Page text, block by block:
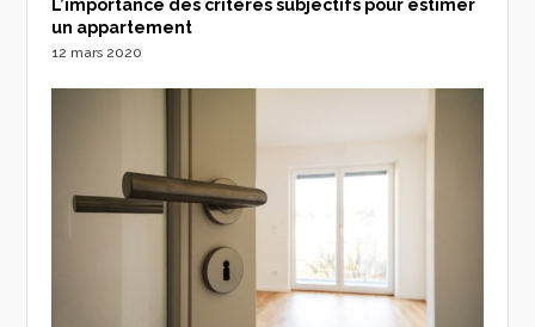
L’importance des critères subjectifs pour estimer
un appartement
12 mars 2020